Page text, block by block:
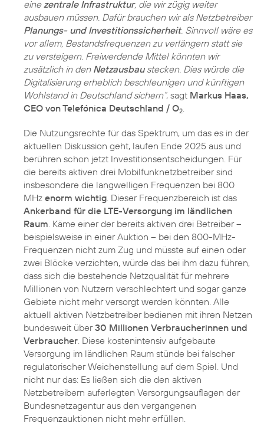
einezentrale Infrastruktur, die wir zügig weiter
ausbauen müssen. Dafür brauchen wir als Netzbetreiber
Planungs- und Investitionssicherheit. Sinnvoll wäre es
vor allem, Bestandsfrequenzen zu verlängern statt sie
zu versteigern. Freiwerdende Mittel könnten wir
zusätzlich in den Netzausbaustecken. Dies würde die
Digitalisierung erheblich beschleunigen und künftigen
Wohlstand in Deutschland sichern“, sagt Markus Haas,
CEO von Telefónica Deutschland / O2.
Die Nutzungsrechte für das Spektrum, um das es in der
aktuellen Diskussion geht, laufen Ende 2025 aus und
berühren schon jetzt Investitionsentscheidungen. Für
die bereits aktiven drei Mobilfunknetzbetreiber sind
insbesondere die langwelligen Frequenzen bei 800
MHz enorm wichtig. Dieser Frequenzbereich ist das
Ankerband für die LTE-Versorgung im ländlichen
Raum. Käme einer der bereits aktiven drei Betreiber –
beispielsweise in einer Auktion – bei den 800-MHz-
Frequenzen nicht zum Zug und müsste auf einen oder
zwei Blöcke verzichten, würde das bei ihm dazu führen,
dass sich die bestehende Netzqualität für mehrere
Millionen von Nutzern verschlechtert und sogar ganze
Gebiete nicht mehr versorgt werden könnten. Alle
aktuell aktiven Netzbetreiber bedienen mit ihren Netzen
bundesweit über30 Millionen Verbraucherinnen und
Verbraucher. Diese kostenintensiv aufgebaute
Versorgung im ländlichen Raum stünde bei falscher
regulatorischer Weichenstellung auf dem Spiel. Und
nicht nur das: Es ließen sich die den aktiven
Netzbetreibern auferlegten Versorgungsauflagen der
Bundesnetzagentur aus den vergangenen
Frequenzauktionen nicht mehr erfüllen.